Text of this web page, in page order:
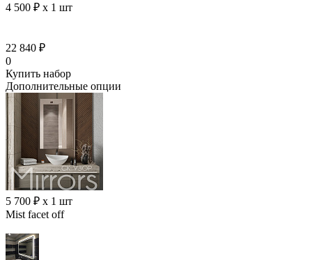
4 500 ₽ x 1 шт
22 840 ₽
0
Купить набор
Дополнительные опции
5 700 ₽ x 1 шт
Mist facet off